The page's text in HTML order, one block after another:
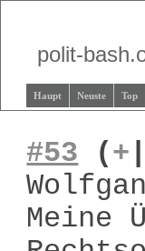
polit-
Haupt Neuste Top
#53 (+
Meine